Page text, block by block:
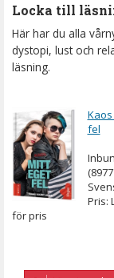
Locka till
Här har du alla
dystopi, lust och
läsning.
fel
Pris:
för pris